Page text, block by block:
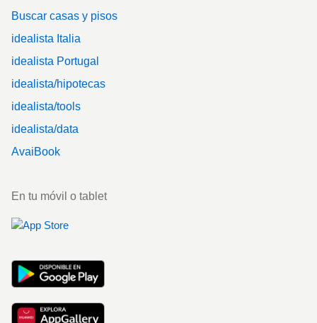
Buscar casas y pisos
idealista Italia
idealista Portugal
idealista/hipotecas
idealista/tools
idealista/data
AvaiBook
En tu móvil o tablet